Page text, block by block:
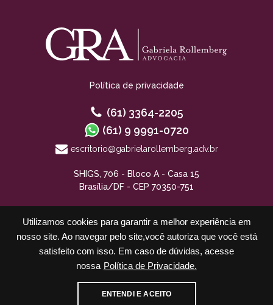
Utilizamos cookies para garantir a melhor experiência em
nosso site. Ao navegar pelo site,você autoriza que você está
satisfeito com isso. Em caso de dúvidas, acesse
nossa Política de Privacidade.
ENTENDI E ACEITO
Cadastre-se para receber nossos informativos
Política de privacidade
(61) 3364-2205
(61) 9 9991-0720
escritorio@gabrielarollemberg.adv.br
SHIGS, 706 - Bloco A - Casa 15
Brasília/DF - CEP 70350-751